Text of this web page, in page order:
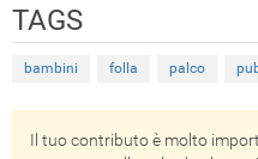
TAGS
bambini folla palco
Il tuo contributo è molto